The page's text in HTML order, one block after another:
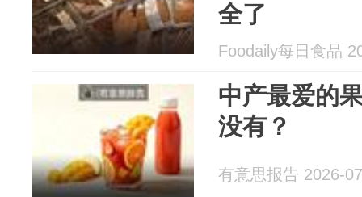
全了
Foodaily每日食品
中产最爱的
没有？
有意思报告 2026-